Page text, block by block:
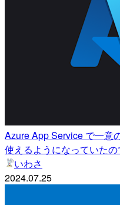
Azure App Service で一意
使えるようになっていた
いわさ
2024.07.25